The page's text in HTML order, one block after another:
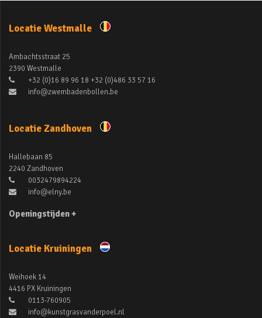
Locatie Westmalle
Ambachtsstraat 25
2390 Westmalle
+32 (0)16 89 96 18 +32 (0)486 33 57 16
info@zwembadenbollen.be
Locatie Zandhoven
Hallebaan 85
2240 Zandhoven
0032479894224
info@elny.be
Openingstijden +
Locatie Kruiningen
Weihoek 14
4416 PX Kruiningen
0113-760905
info@kunstgrasvanderpoel.nl